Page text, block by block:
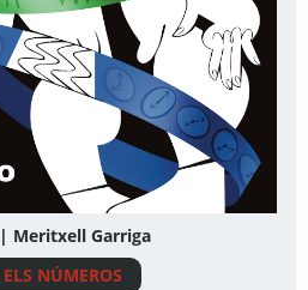
Meritxell Garriga
NÚMEROS